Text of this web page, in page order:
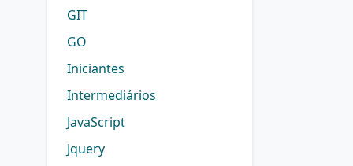
GIT
GO
Iniciantes
Intermediários
JavaScript
Jquery